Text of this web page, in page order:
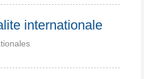
internationale